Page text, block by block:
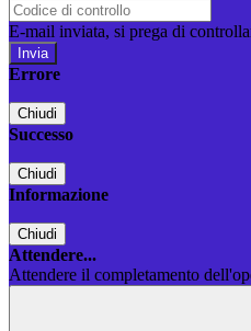
E-mail inviata, si prega di
Errore
Chiudi
Successo
Chiudi
Informazione
Chiudi
Attendere...
Attendere il completamento